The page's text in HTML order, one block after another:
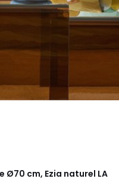
Ø70 cm, Ezia naturel LA